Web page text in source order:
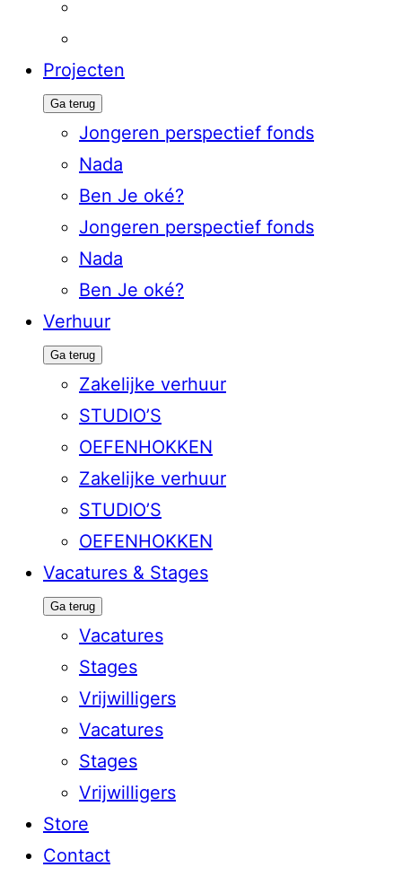
Projecten
Ga terug
Jongeren perspectief fonds
Nada
Ben Je oké?
Jongeren perspectief fonds
Nada
Ben Je oké?
Verhuur
Ga terug
Zakelijke verhuur
STUDIO’S
OEFENHOKKEN
Zakelijke verhuur
STUDIO’S
OEFENHOKKEN
Vacatures & Stages
Ga terug
Vacatures
Stages
Vrijwilligers
Vacatures
Stages
Vrijwilligers
Store
Contact